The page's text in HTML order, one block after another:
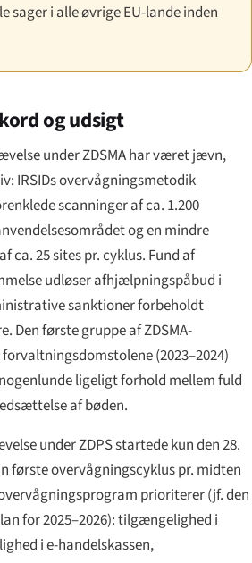
sager i alle øvrige EU-lande inden
og udsigt
under ZDSMA har været jævn,
IRSIDs overvågningsmetodik
scanninger af ca. 1.200
og en mindre
ca. 25 sites pr. cyklus. Fund af
udløser afhjælpningspåbud i
sanktioner forbeholdt
Den første gruppe af ZDSMA-
(2023–2024)
ligeligt forhold mellem fuld
af bøden.
under ZDPS startede kun den 28.
første overvågningscyklus pr. midten
prioriterer (jf. den
for 2025–2026): tilgængelighed i
i e-handelskassen,